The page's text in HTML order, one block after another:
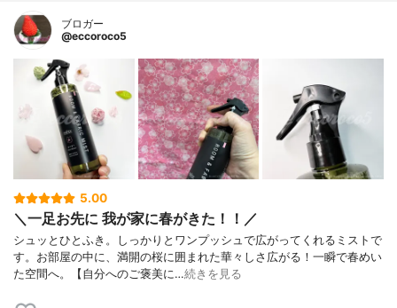
ブロガー
@eccoroco5
5.00
＼一足お先に 我が家に春がきた！！／
シュッとひとふき。しっかりとワンプッシュで広がってくれるミストで
す。お部屋の中に、満開の桜に囲まれた華々しさ広がる！一瞬で春めい
た空間へ。⁡⁡【自分へのご褒美に…続きを見る